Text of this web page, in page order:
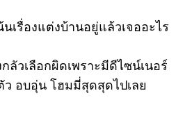
เรื่องแต่งบ้านอยู่แล้วเจออะไร
วเลือกผิดเพราะมีดีไซน์เนอร์
ว อบอุ่น โฮมมี่สุดสุดไปเลย